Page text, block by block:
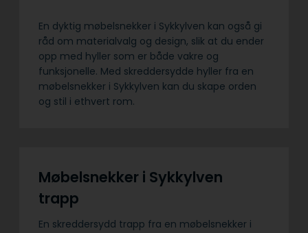
En dyktig møbelsnekker i Sykkylven kan også gi
råd om materialvalg og design, slik at du ender
opp med hyller som er både vakre og
funksjonelle. Med skreddersydde hyller fra en
møbelsnekker i Sykkylven kan du skape orden
og stil i ethvert rom.
Møbelsnekker i Sykkylven
trapp
En skreddersydd trapp fra en møbelsnekker i